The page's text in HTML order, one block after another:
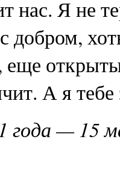
нас. Я не
добром,
А я тебе
года — 15